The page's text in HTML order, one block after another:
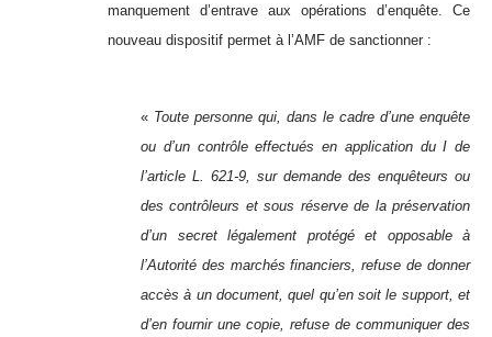
manquement d’entrave aux opérations d’enquête. Ce
nouveau dispositif permet à l’AMF de sanctionner :
« Toute personne qui, dans le cadre d’une enquête
ou d’un contrôle effectués en application du I de
l’article L. 621-9, sur demande des enquêteurs ou
des contrôleurs et sous réserve de la préservation
d’un secret légalement protégé et opposable à
l’Autorité des marchés financiers, refuse de donner
accès à un document, quel qu’en soit le support, et
d’en fournir une copie, refuse de communiquer des